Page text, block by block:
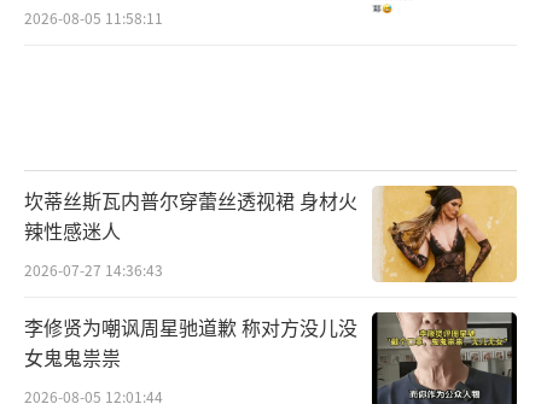
2026-08-05 11:58:11
坎蒂丝斯瓦内普尔穿蕾丝透视裙 身材火
辣性感迷人
2026-07-27 14:36:43
李修贤为嘲讽周星驰道歉 称对方没儿没
女鬼鬼祟祟
2026-08-05 12:01:44